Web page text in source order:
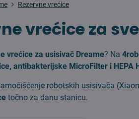
Rezervne vrećice
vrećice za
vrećice za usisivač Dreame? Na
antibakterijske MicroFilter i HEPA
robotskih usisivača
točno za danu stanicu.